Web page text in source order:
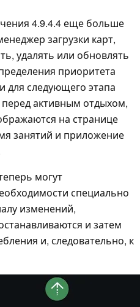
4.9.4.4 еще больше
загрузки карт,
удалять или обновлять
приоритета
для следующего этапа
перед активным отдыхом,
на странице
занятий и приложение
могут
специально
изменений,
и затем
и, следовательно, к